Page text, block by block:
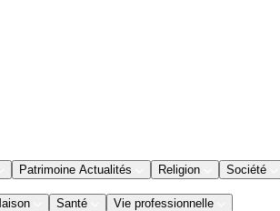
Patrimoine Actualités Religion Société
Santé Vie professionnelle